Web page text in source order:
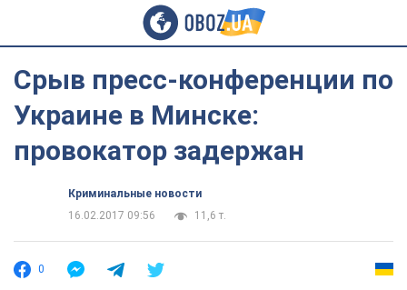
Срыв пресс-конференции по
Украине в Минске:
провокатор задержан
Криминальные новости
16.02.2017 09:56
11,6 т.
0